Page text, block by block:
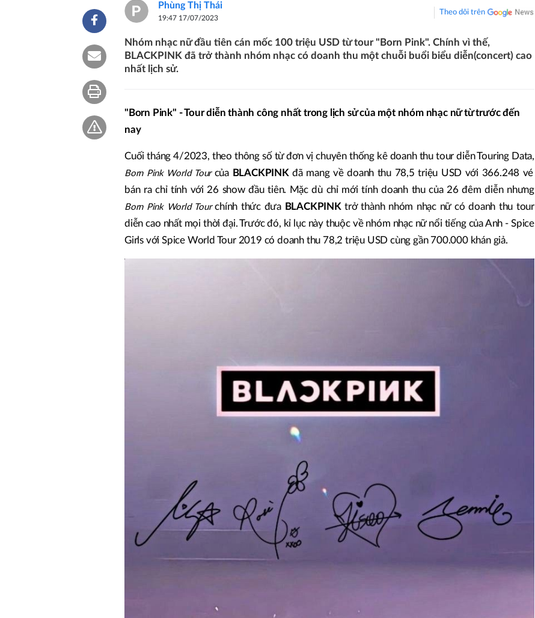
Phùng Thị Thái
19:47 17/07/2023
Theo dõi trên
Nhóm nhạc nữ đầu tiên cán mốc 100 triệu USD từ tour "Born Pink". Chính vì thế,
BLACKPINK đã trở thành nhóm nhạc có doanh thu một chuỗi buổi biểu diễn(concert) cao
nhất lịch sử.
"Born Pink" - Tour diễn thành công nhất trong lịch sử của một nhóm nhạc nữ từ trước đến
nay
Cuối tháng 4/2023, theo thông số từ đơn vị chuyên thống kê doanh thu tour diễn Touring Data,
Born Pink World Tourcủa BLACKPINK đã mang về doanh thu 78,5 triệu USD với 366.248 vé
bán ra chỉ tính với 26 show đầu tiên. Mặc dù chỉ mới tính doanh thu của 26 đêm diễn nhưng
Born Pink World Tourchính thức đưa BLACKPINK trở thành nhóm nhạc nữ có doanh thu tour
diễn cao nhất mọi thời đại. Trước đó, kỉ lục này thuộc về nhóm nhạc nữ nổi tiếng của Anh - Spice
Girls với Spice World Tour 2019 có doanh thu 78,2 triệu USD cùng gần 700.000 khán giả.